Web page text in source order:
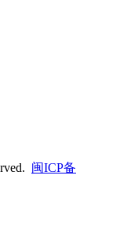
闽ICP备